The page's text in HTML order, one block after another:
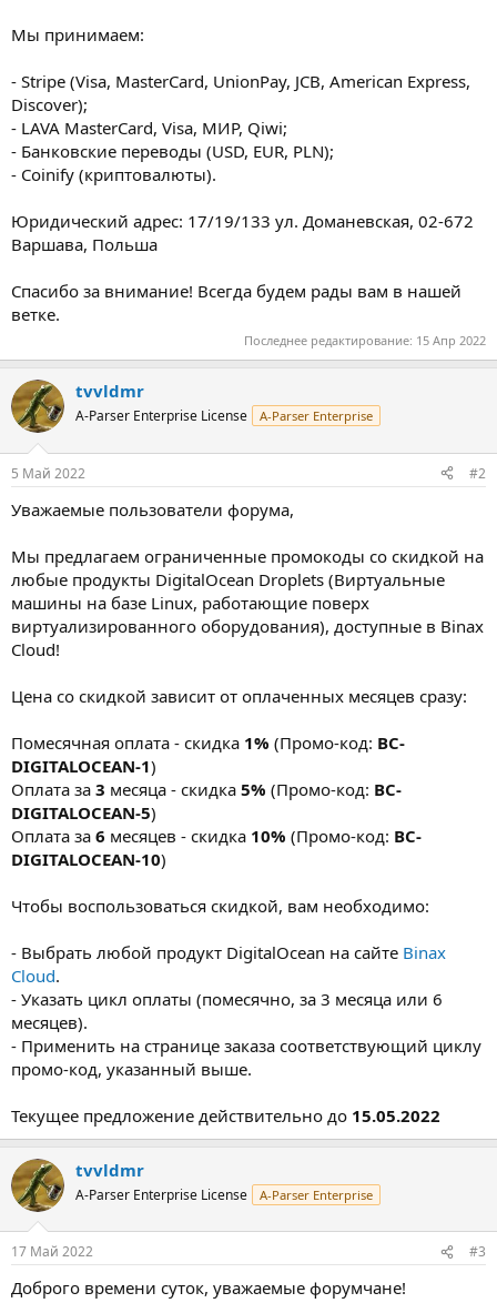
Мы принимаем:
- Stripe (Visa, MasterCard, UnionPay, JCB, American Express,
Discover);
- LAVA MasterCard, Visa, МИР, Qiwi;
- Банковские переводы (USD, EUR, PLN);
- Coinify (криптовалюты).
Юридический адрес: 17/19/133 ул. Доманевская, 02-672
Варшава, Польша
Спасибо за внимание! Всегда будем рады вам в нашей
ветке.
Последнее редактирование: 15 Апр 2022
tvvldmr
A-Parser Enterprise License A-Parser Enterprise
5 Май 2022 #2
Уважаемые пользователи форума,
Мы предлагаем ограниченные промокоды со скидкой на
любые продукты DigitalOcean Droplets (Виртуальные
машины на базе Linux, работающие поверх
виртуализированного оборудования), доступные в Binax
Cloud!
Цена со скидкой зависит от оплаченных месяцев сразу:
Помесячная оплата - скидка 1% (Промо-код: BC-
DIGITALOCEAN-1)
Оплата за 3 месяца - скидка 5% (Промо-код: BC-
DIGITALOCEAN-5)
Оплата за 6 месяцев - скидка 10% (Промо-код: BC-
DIGITALOCEAN-10)
Чтобы воспользоваться скидкой, вам необходимо:
- Выбрать любой продукт DigitalOcean на сайте Binax
Cloud.
- Указать цикл оплаты (помесячно, за 3 месяца или 6
месяцев).
- Применить на странице заказа соответствующий циклу
промо-код, указанный выше.
Текущее предложение действительно до 15.05.2022
tvvldmr
A-Parser Enterprise License A-Parser Enterprise
17 Май 2022 #3
Доброго времени суток, уважаемые форумчане!